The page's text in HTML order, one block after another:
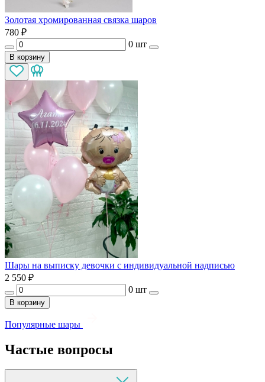
Золотая хромированная связка шаров
780 ₽
0 шт
В корзину
Шары на выписку девочки с индивидуальной надписью
2 550 ₽
0 шт
В корзину
Популярные шары
Частые вопросы